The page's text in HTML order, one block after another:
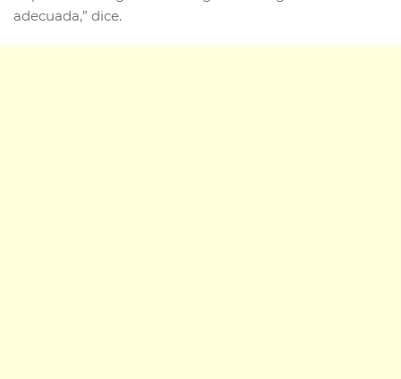
adecuada,” dice.